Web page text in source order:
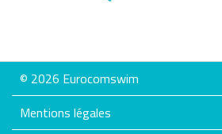
© 2026 Eurocomswim
Mentions légales